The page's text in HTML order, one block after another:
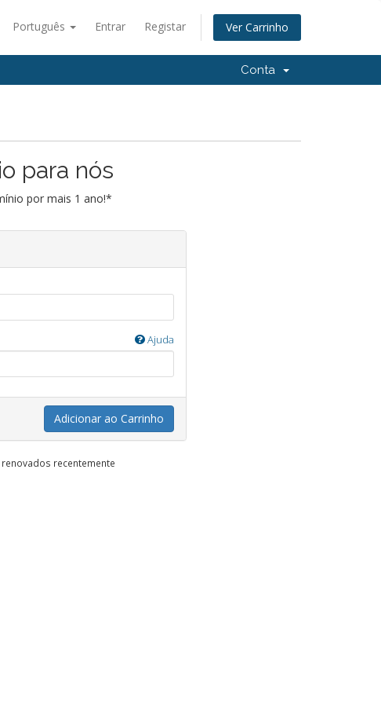
Português Entrar Registar Ver Carrinho
Conta
para nós
por mais 1 ano!*
Ajuda
Adicionar ao Carrinho
recentemente